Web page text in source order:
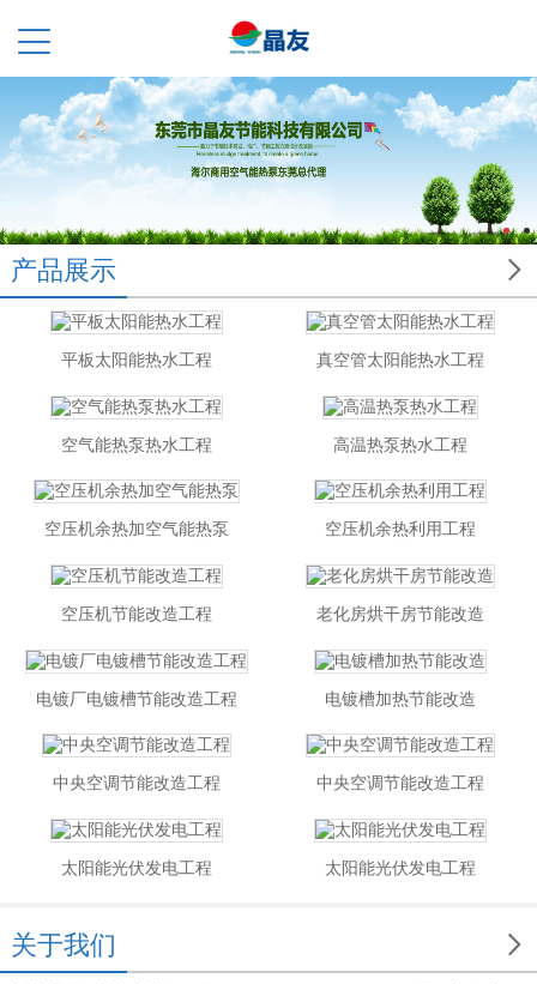

产品展示
平板太阳能热水工程 真空管太阳能热水工程
空气能热泵热水工程 高温热泵热水工程
空压机余热加空气能热泵 空压机余热利用工程
空压机节能改造工程 老化房烘干房节能改造
电镀厂电镀槽节能改造工程 电镀槽加热节能改造
中央空调节能改造工程 中央空调节能改造工程
太阳能光伏发电工程 太阳能光伏发电工程

关于我们